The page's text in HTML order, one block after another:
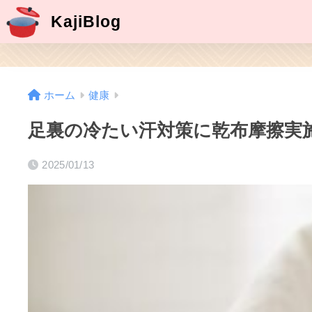
KajiBlog
ホーム 健康
足裏の冷たい汗対策に乾布摩擦実
2025/01/13